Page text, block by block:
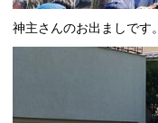
神主さんのお出ましです。